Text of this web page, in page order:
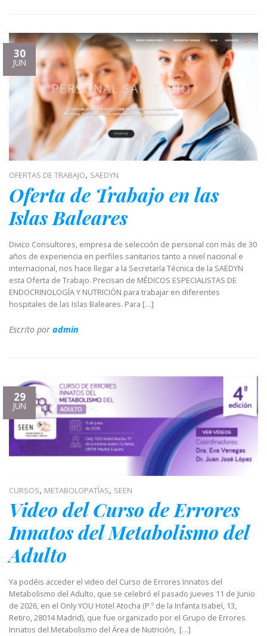
30
JUN
OFERTAS DE TRABAJO, SAEDYN
Oferta de Trabajo en las
Islas Baleares
Divico Consultores, empresa de selección de personal con más de 30
años de experiencia en perfiles sanitarios tanto a nivel nacional e
internacional, nos hace llegar a la Secretaría Técnica de la SAEDYN
esta Oferta de Trabajo. Precisan de MÉDICOS ESPECIALISTAS DE
ENDOCRINOLOGÍA Y NUTRICIÓN para trabajar en diferentes
hospitales de las Islas Baleares. Para […]
Escrito por admin
29
JUN
CURSOS, METABOLOPATÍAS, SEEN
Video del Curso de Errores
Innatos del Metabolismo del
Adulto
Ya podéis acceder el video del Curso de Errores Innatos del
Metabolismo del Adulto, que se celebró el pasado jueves 11 de Junio
de 2026, en el Only YOU Hotel Atocha (P.º de la Infanta Isabel, 13,
Retiro, 28014 Madrid), que fue organizado por el Grupo de Errores
Innatos del Metabolismo del Área de Nutrición, […]